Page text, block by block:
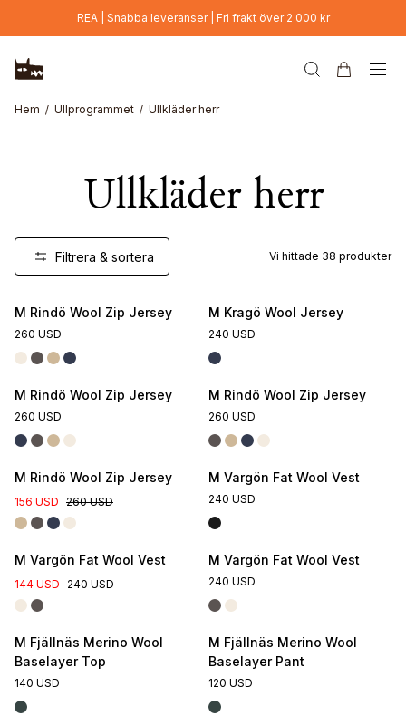
Hoppa till huvudinnehållREA | Snabba leveranser | Fri frakt över 2 000 kr
Hem Ullprogrammet Ullkläder herr
Ullkläder herr
Filtrera & sortera Vi hittade 38 produkter
M Rindö Wool Zip Jersey
260 USD
M Kragö Wool Jersey
240 USD
M Rindö Wool Zip Jersey
260 USD
M Rindö Wool Zip Jersey
260 USD
M Rindö Wool Zip Jersey
156 USD 260 USD
M Vargön Fat Wool Vest
240 USD
M Vargön Fat Wool Vest
144 USD 240 USD
M Vargön Fat Wool Vest
240 USD
M Fjällnäs Merino Wool
Baselayer Top
140 USD
M Fjällnäs Merino Wool
Baselayer Pant
120 USD